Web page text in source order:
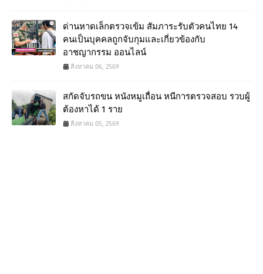
ด่านหาดเล็กตรวจเข้ม สัมภาระรับตัวคนไทย 14
คนเป็นบุคคลถูกจับกุมและเกี่ยวข้องกับ
อาชญากรรม ออนไลน์
สิงหาคม 06, 2569
สกัดจับรถขน หนังหมูเถื่อน หนีการตรวจสอบ รวบผู้
ต้องหาได้ 1 ราย
สิงหาคม 05, 2569